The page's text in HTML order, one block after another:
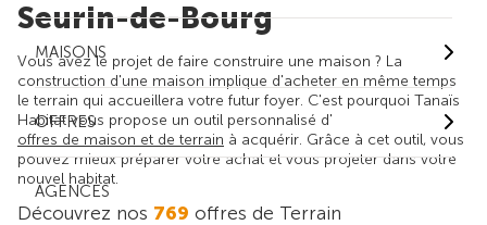
MAISONS
OFFRES
AGENCES
Seurin-de-Bourg
Vous avez le projet de faire construire une maison ? La
construction d'une maison implique d'acheter en même temps
le terrain qui accueillera votre futur foyer. C'est pourquoi Tanaïs
Habitat vous propose un outil personnalisé d'
offres de maison et de terrain à acquérir. Grâce à cet outil, vous
pouvez mieux préparer votre achat et vous projeter dans votre
nouvel habitat.
Découvrez nos 769 offres de Terrain